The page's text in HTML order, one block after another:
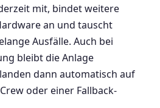
mit, bindet weitere
an und tauscht
Ausfälle. Auch bei
bleibt die Anlage
dann automatisch auf
oder einer Fallback-